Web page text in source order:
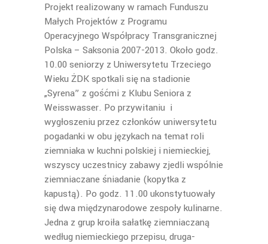
Projekt realizowany w ramach Funduszu
Małych Projektów z Programu
Operacyjnego Współpracy Transgranicznej
Polska – Saksonia 2007-2013. Około godz.
10.00 seniorzy z Uniwersytetu Trzeciego
Wieku ŻDK spotkali się na stadionie
„Syrena” z gośćmi z Klubu Seniora z
Weisswasser. Po przywitaniu i
wygłoszeniu przez członków uniwersytetu
pogadanki w obu językach na temat roli
ziemniaka w kuchni polskiej i niemieckiej,
wszyscy uczestnicy zabawy zjedli wspólnie
ziemniaczane śniadanie (kopytka z
kapustą). Po godz. 11.00 ukonstytuowały
się dwa międzynarodowe zespoły kulinarne.
Jedna z grup kroiła sałatkę ziemniaczaną
według niemieckiego przepisu, druga-